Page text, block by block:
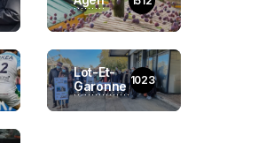
Lot-Et-
Garonne 1023